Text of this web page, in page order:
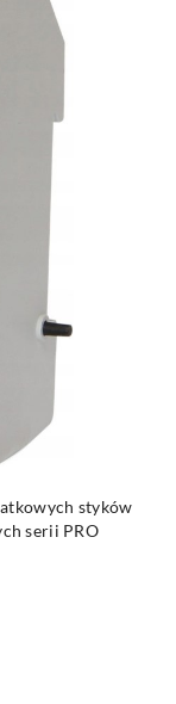
styków
serii PRO